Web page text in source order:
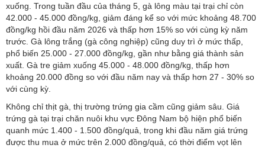
xuống. Trong tuần đầu của tháng 5, gà lông màu tại trại chỉ còn
42.000 - 45.000 đồng/kg, giảm đáng kể so với mức khoảng 48.700
đồng/kg hồi đầu năm 2026 và thấp hơn 15% so với cùng kỳ năm
trước. Gà lông trắng (gà công nghiệp) cũng duy trì ở mức thấp,
phổ biến 25.000 - 27.000 đồng/kg, gần như bằng giá thành sản
xuất. Gà tre giảm xuống 45.000 - 48.000 đồng/kg, thấp hơn
khoảng 20.000 đồng so với đầu năm nay và thấp hơn 27 - 30% so
với cùng kỳ.
Không chỉ thịt gà, thị trường trứng gia cầm cũng giảm sâu. Giá
trứng gà tại trại chăn nuôi khu vực Đông Nam bộ hiện phổ biến
quanh mức 1.400 - 1.500 đồng/quả, trong khi đầu năm giá trứng
được thu mua ở mức trên 2.000 đồng/quả, có thời điểm vọt lên